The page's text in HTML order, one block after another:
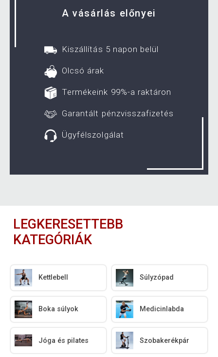
A vásárlás előnyei
Kiszállítás 5 napon belül
Olcsó árak
Termékeink 99%-a raktáron
Garantált pénzvisszafizetés
Ügyfélszolgálat
LEGKERESETTEBB
KATEGÓRIÁK
Kettlebell Súlyzópad
Boka súlyok Medicinlabda
Jóga és pilates Szobakerékpár